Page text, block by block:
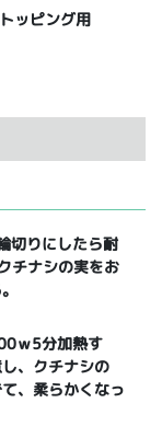
トッピング用
切りにしたら耐
チナシの実をお
ｗ5分加熱す
、クチナシの
、柔らかくなっ